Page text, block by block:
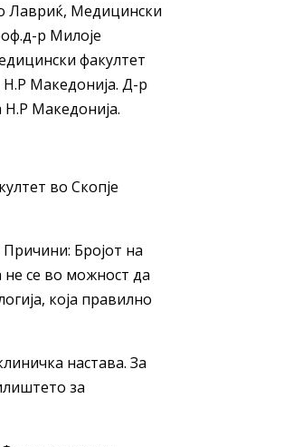
Лавриќ, Медицински
р Милоје
факултет
Македонија. Д-р
Македонија.
во Скопје
Бројот на
се во можност да
која правилно
настава. За
за